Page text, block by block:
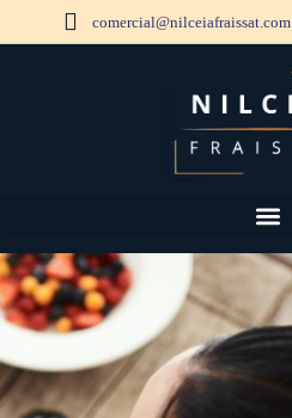
comercial@nilceiafraissat.com